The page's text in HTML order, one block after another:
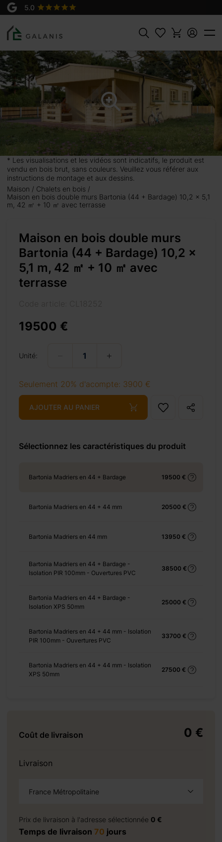
Rechercher
* Les visualisations et les vidéos sont indicatifs, le produit est
vendu en bois brut, sans couleurs. Veuillez vous référer aux
instructions de montage et aux dessins.
Maison
Chalets en bois
Maison en bois double murs Bartonia (44 + Bardage) 10,2 x 5,1
m, 42 ㎡ + 10 ㎡ avec terrasse
Maison en bois double murs
Bartonia (44 + Bardage) 10,2 x
5,1 m, 42 ㎡ + 10 ㎡ avec
terrasse
19500 €
Unité:
Seulement 20% d'acompte: 3900 €
AJOUTER AU PANIER
Sélectionnez les caractéristiques du produit
Bartonia Madriers en 44 + Bardage 19500 €
Bartonia Madriers en 44 + 44 mm 20500 €
Bartonia Madriers en 44 mm 13950 €
Bartonia Madriers en 44 + Bardage -
Isolation PIR 100mm - Ouvertures PVC
38500 €
Bartonia Madriers en 44 + Bardage -
Isolation XPS 50mm
25000 €
Bartonia Madriers en 44 + 44 mm - Isolation
PIR 100mm - Ouvertures PVC
33700 €
Bartonia Madriers en 44 + 44 mm - Isolation
XPS 50mm
27500 €
Coût de livraison 0 €
Livraison
France Métropolitaine
Prix de livraison à l'adresse sélectionnée 0 €
Temps de livraison 70 jours
Produit:
Bartonia Madriers en 44 + Bardage
19500 €
x 5,1
mesure 42 m² et
un petit salon
de jardin
intérieur est divisé
en bois et la
en bois selon
et le design de
+ 69 €
+ 310 €
+ 3135 €
+ 0 €
+ 1875 €
+ 4150 €
+ 5603 €
+ 500 €
+ 0 €